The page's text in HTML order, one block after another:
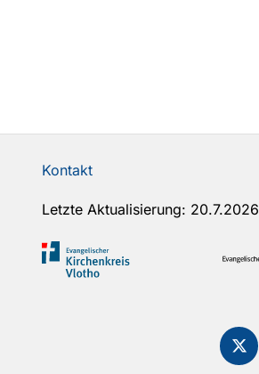
Kontakt
Letzte Aktualisierung: 20.7.2026